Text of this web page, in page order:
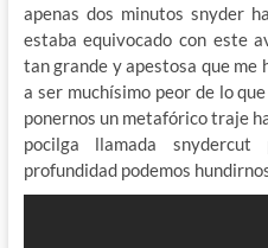
apenas dos minutos snyder
estaba equivocado con este
tan grande y apestosa que me
a ser muchísimo peor de lo
ponernos un metafórico traje
pocilga llamada
profundidad podemos